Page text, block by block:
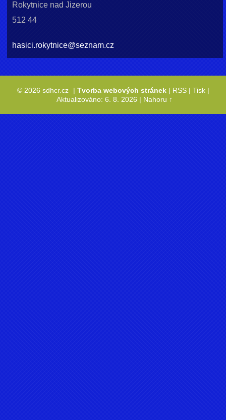
Rokytnice nad Jizerou
512 44
hasici.rokytnice@seznam.cz
© 2026 sdhcr.cz | Tvorba webových stránek| RSS| Tisk|
Aktualizováno: 6. 8. 2026 | Nahoru ↑